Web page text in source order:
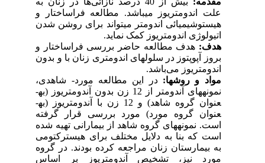
علت اندومتریوز می­باشد. مطالعه فراساختار و
هیستوشیمیائی اندومتر می­تواند برای روشن شدن
اتیولوژی اندومتریوز کمک نماید.
هدف:هدف مطالعه حاضر بررسی فراساختار و
بروز آپوپتوز در سلول­های اندومتری زنان با و بدون
اندومتریوز میباشد.
مواد و روش­ها:در این مطالعه مورد- شاهدی،
نمونه­های آندومتر از 12 زن بدون آندومتریوز (به­
عنوان گروه شاهد) و 12 زن با آندومتریوز (به­
عنوان گروه مورد) مورد بررسی قرار گرفته
است. نمونه­های گروه شاهد از بیمارانی تهیه شده
است که بنا به دلایل مختلف برای هیسترکتومی
به بیمارستان زنان مراجعه کرده بودند. در گروه
مورد نیز، تشخیص آندومتریوز بر اساس